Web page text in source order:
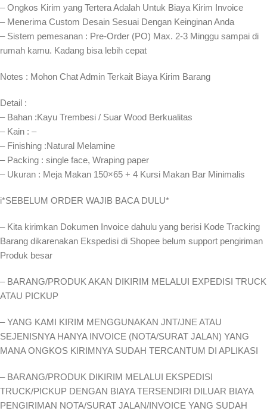
– Ongkos Kirim yang Tertera Adalah Untuk Biaya Kirim Invoice
– Menerima Custom Desain Sesuai Dengan Keinginan Anda
– Sistem pemesanan : Pre-Order (PO) Max. 2-3 Minggu sampai di
rumah kamu. Kadang bisa lebih cepat⁣⁣
Notes : Mohon Chat Admin Terkait Biaya Kirim Barang
Detail :
– Bahan :Kayu Trembesi / Suar Wood Berkualitas
– Kain : –
– Finishing :Natural Melamine
– Packing : single face, Wraping paper
– Ukuran : Meja Makan 150×65 + 4 Kursi Makan Bar Minimalis
i*SEBELUM ORDER WAJIB BACA DULU*
– Kita kirimkan Dokumen Invoice dahulu yang berisi Kode Tracking
Barang dikarenakan Ekspedisi di Shopee belum support pengiriman
Produk besar
– BARANG/PRODUK AKAN DIKIRIM MELALUI EXPEDISI TRUCK
ATAU PICKUP
– YANG KAMI KIRIM MENGGUNAKAN JNT/JNE ATAU
SEJENISNYA HANYA INVOICE (NOTA/SURAT JALAN) YANG
MANA ONGKOS KIRIMNYA SUDAH TERCANTUM DI APLIKASI
– BARANG/PRODUK DIKIRIM MELALUI EKSPEDISI
TRUCK/PICKUP DENGAN BIAYA TERSENDIRI DILUAR BIAYA
PENGIRIMAN NOTA/SURAT JALAN/INVOICE YANG SUDAH